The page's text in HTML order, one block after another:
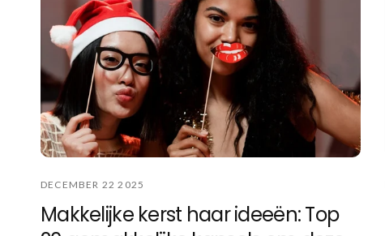
DECEMBER 22 2025
Makkelijke kerst haar ideeën: Top